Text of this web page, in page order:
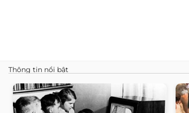
Thông tin nổi bật